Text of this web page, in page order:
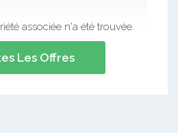
associée n'a été trouvée.
Les Offres